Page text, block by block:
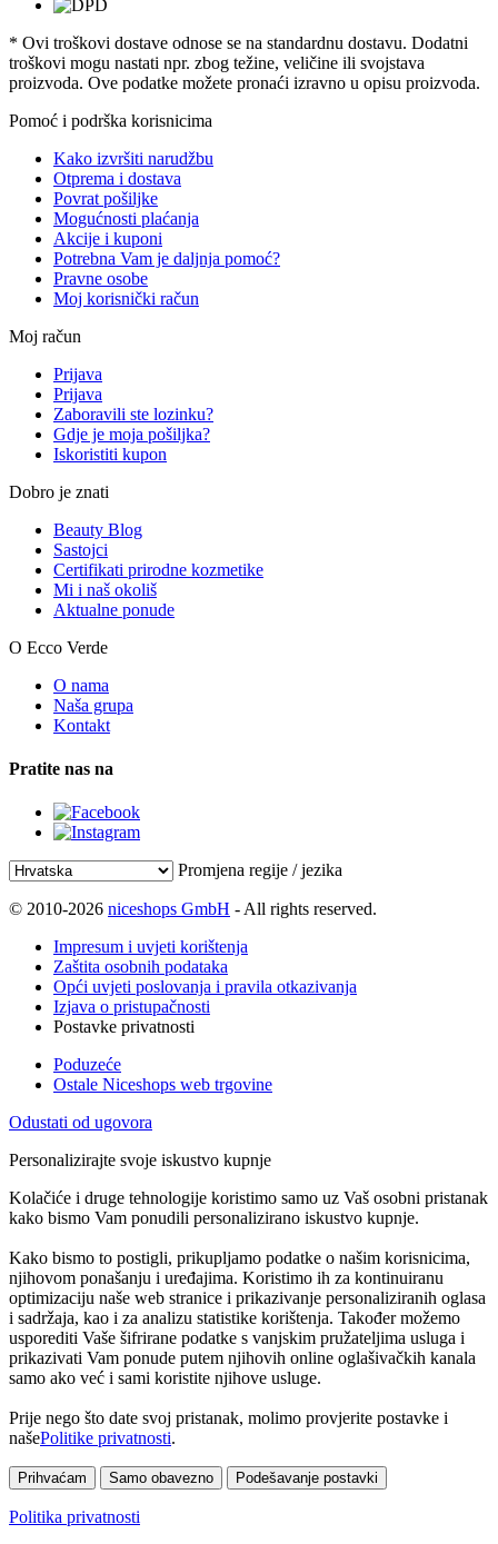
* Ovi troškovi dostave odnose se na standardnu ​​dostavu. Dodatni
troškovi mogu nastati npr. zbog težine, veličine ili svojstava
proizvoda. Ove podatke možete pronaći izravno u opisu proizvoda.
Pomoć i podrška korisnicima
Kako izvršiti narudžbu
Otprema i dostava
Povrat pošiljke
Mogućnosti plaćanja
Akcije i kuponi
Potrebna Vam je daljnja pomoć?
Pravne osobe
Moj korisnički račun
Moj račun
Prijava
Prijava
Zaboravili ste lozinku?
Gdje je moja pošiljka?
Iskoristiti kupon
Dobro je znati
Beauty Blog
Sastojci
Certifikati prirodne kozmetike
Mi i naš okoliš
Aktualne ponude
O Ecco Verde
O nama
Naša grupa
Kontakt
Pratite nas na
Promjena regije / jezika
© 2010-2026 niceshops GmbH - All rights reserved.
Impresum i uvjeti korištenja
Zaštita osobnih podataka
Opći uvjeti poslovanja i pravila otkazivanja
Izjava o pristupačnosti
Postavke privatnosti
Poduzeće
Ostale Niceshops web trgovine
Odustati od ugovora
Personalizirajte svoje iskustvo kupnje
Kolačiće i druge tehnologije koristimo samo uz Vaš osobni pristanak
kako bismo Vam ponudili personalizirano iskustvo kupnje.
Kako bismo to postigli, prikupljamo podatke o našim korisnicima,
njihovom ponašanju i uređajima. Koristimo ih za kontinuiranu
optimizaciju naše web stranice i prikazivanje personaliziranih oglasa
i sadržaja, kao i za analizu statistike korištenja. Također možemo
usporediti Vaše šifrirane podatke s vanjskim pružateljima usluga i
prikazivati Vam ponude putem njihovih online oglašivačkih kanala
samo ako već i sami koristite njihove usluge.
Prije nego što date svoj pristanak, molimo provjerite postavke i
našePolitike privatnosti.
Prihvaćam Samo obavezno Podešavanje postavki
Politika privatnosti